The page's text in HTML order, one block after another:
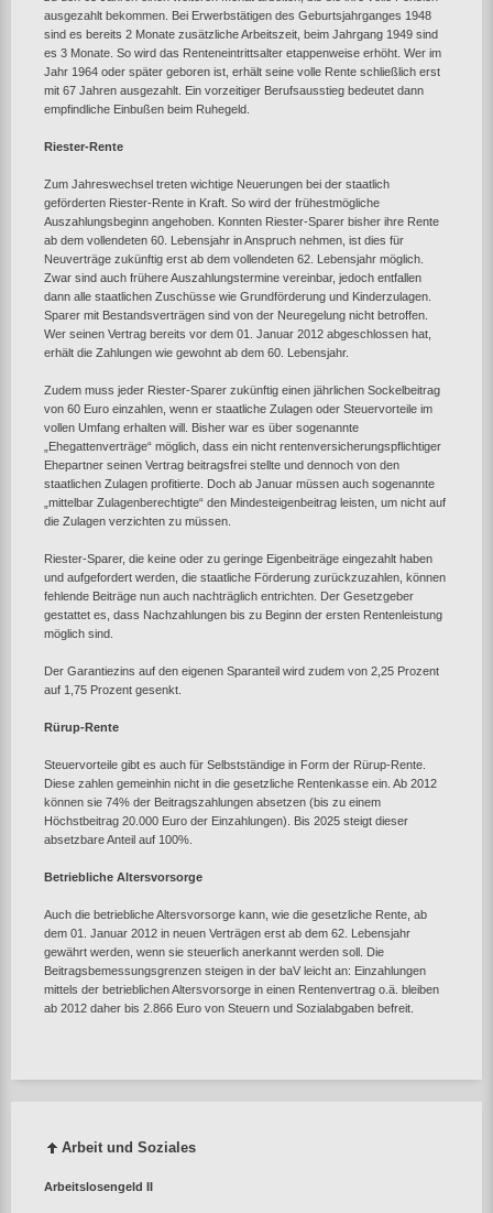
ausgezahlt bekommen. Bei Erwerbstätigen des Geburtsjahrganges 1948
sind es bereits 2 Monate zusätzliche Arbeitszeit, beim Jahrgang 1949 sind
es 3 Monate. So wird das Renteneintrittsalter etappenweise erhöht. Wer im
Jahr 1964 oder später geboren ist, erhält seine volle Rente schließlich erst
mit 67 Jahren ausgezahlt. Ein vorzeitiger Berufsausstieg bedeutet dann
empfindliche Einbußen beim Ruhegeld.
Riester-Rente
Zum Jahreswechsel treten wichtige Neuerungen bei der staatlich
geförderten Riester-Rente in Kraft. So wird der frühestmögliche
Auszahlungsbeginn angehoben. Konnten Riester-Sparer bisher ihre Rente
ab dem vollendeten 60. Lebensjahr in Anspruch nehmen, ist dies für
Neuverträge zukünftig erst ab dem vollendeten 62. Lebensjahr möglich.
Zwar sind auch frühere Auszahlungstermine vereinbar, jedoch entfallen
dann alle staatlichen Zuschüsse wie Grundförderung und Kinderzulagen.
Sparer mit Bestandsverträgen sind von der Neuregelung nicht betroffen.
Wer seinen Vertrag bereits vor dem 01. Januar 2012 abgeschlossen hat,
erhält die Zahlungen wie gewohnt ab dem 60. Lebensjahr.
Zudem muss jeder Riester-Sparer zukünftig einen jährlichen Sockelbeitrag
von 60 Euro einzahlen, wenn er staatliche Zulagen oder Steuervorteile im
vollen Umfang erhalten will. Bisher war es über sogenannte
„Ehegattenverträge“ möglich, dass ein nicht rentenversicherungspflichtiger
Ehepartner seinen Vertrag beitragsfrei stellte und dennoch von den
staatlichen Zulagen profitierte. Doch ab Januar müssen auch sogenannte
„mittelbar Zulagenberechtigte“ den Mindesteigenbeitrag leisten, um nicht auf
die Zulagen verzichten zu müssen.
Riester-Sparer, die keine oder zu geringe Eigenbeiträge eingezahlt haben
und aufgefordert werden, die staatliche Förderung zurückzuzahlen, können
fehlende Beiträge nun auch nachträglich entrichten. Der Gesetzgeber
gestattet es, dass Nachzahlungen bis zu Beginn der ersten Rentenleistung
möglich sind.
Der Garantiezins auf den eigenen Sparanteil wird zudem von 2,25 Prozent
auf 1,75 Prozent gesenkt.
Rürup-Rente
Steuervorteile gibt es auch für Selbstständige in Form der Rürup-Rente.
Diese zahlen gemeinhin nicht in die gesetzliche Rentenkasse ein. Ab 2012
können sie 74% der Beitragszahlungen absetzen (bis zu einem
Höchstbeitrag 20.000 Euro der Einzahlungen). Bis 2025 steigt dieser
absetzbare Anteil auf 100%.
Betriebliche Altersvorsorge
Auch die betriebliche Altersvorsorge kann, wie die gesetzliche Rente, ab
dem 01. Januar 2012 in neuen Verträgen erst ab dem 62. Lebensjahr
gewährt werden, wenn sie steuerlich anerkannt werden soll. Die
Beitragsbemessungsgrenzen steigen in der baV leicht an: Einzahlungen
mittels der betrieblichen Altersvorsorge in einen Rentenvertrag o.ä. bleiben
ab 2012 daher bis 2.866 Euro von Steuern und Sozialabgaben befreit.
Arbeit und Soziales
Arbeitslosengeld II